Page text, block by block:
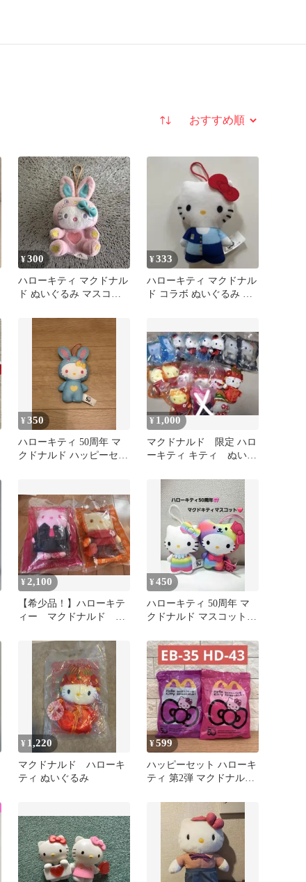
並び替え
¥300
ハローキティ マクドナル
ド ぬいぐるみ マスコッ
¥333
ハローキティ マクドナル
ド コラボ ぬいぐるみ マ
¥350
ハローキティ 50周年 マ
クドナルド ハッピーセッ
¥ 1,000
マクドナルド 限定 ハロ
ーキティ キティ ぬいぐ
¥ 2,100
【希少品！】ハローキテ
ィー マクドナルド 限
封品
¥450
ハローキティ 50周年 マ
クドナルド マスコット 2
¥ 1,220
マクドナルド ハローキ
ティ ぬいぐるみ
¥599
ハッピーセット ハローキ
ティ 第2弾 マクドナル